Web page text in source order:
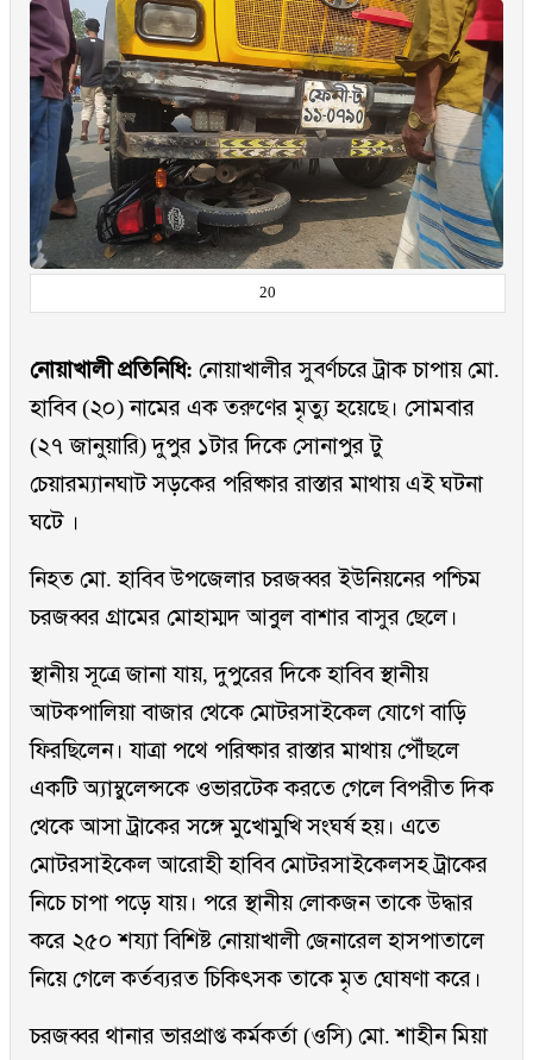
20
নোয়াখালী প্রতিনিধি: নোয়াখালীর সুবর্ণচরে ট্রাক চাপায় মো.
হাবিব (২০) নামের এক তরুণের মৃত্যু হয়েছে। সোমবার
(২৭ জানুয়ারি) দুপুর ১টার দিকে সোনাপুর টু
চেয়ারম্যানঘাট সড়কের পরিষ্কার রাস্তার মাথায় এই ঘটনা
ঘটে ।
নিহত মো. হাবিব উপজেলার চরজব্বর ইউনিয়নের পশ্চিম
চরজব্বর গ্রামের মোহাম্মদ আবুল বাশার বাসুর ছেলে।
স্থানীয় সূত্রে জানা যায়, দুপুরের দিকে হাবিব স্থানীয়
আটকপালিয়া বাজার থেকে মোটরসাইকেল যোগে বাড়ি
ফিরছিলেন। যাত্রা পথে পরিষ্কার রাস্তার মাথায় পৌঁছলে
একটি অ্যাম্বুলেন্সকে ওভারটেক করতে গেলে বিপরীত দিক
থেকে আসা ট্রাকের সঙ্গে মুখোমুখি সংঘর্ষ হয়। এতে
মোটরসাইকেল আরোহী হাবিব মোটরসাইকেলসহ ট্রাকের
নিচে চাপা পড়ে যায়। পরে স্থানীয় লোকজন তাকে উদ্ধার
করে ২৫০ শয্যা বিশিষ্ট নোয়াখালী জেনারেল হাসপাতালে
নিয়ে গেলে কর্তব্যরত চিকিৎসক তাকে মৃত ঘোষণা করে।
চরজব্বর থানার ভারপ্রাপ্ত কর্মকর্তা (ওসি) মো. শাহীন মিয়া